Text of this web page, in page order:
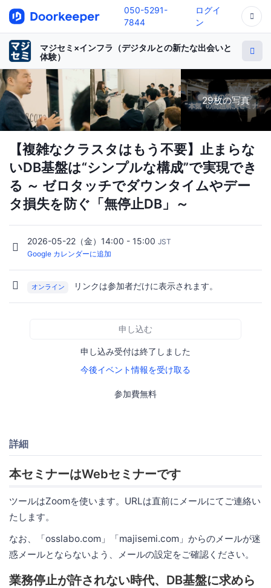
050-5291-
7844
ログイ
ン
マジセミ×インフラ（デジタルとの新たな出会いと
体験）
29枚の写真
【複雑なクラスタはもう不要】止まらな
いDB基盤は“シンプルな構成”で実現でき
る ～ ゼロタッチでダウンタイムやデー
タ損失を防ぐ「無停止DB」～
2026-05-22（金）14:00 - 15:00 JST
Google カレンダーに追加
オンライン リンクは参加者だけに表示されます。
申し込む
申し込み受付は終了しました
今後イベント情報を受け取る
参加費無料
詳細
本セミナーはWebセミナーです
ツールはZoomを使います。URLは直前にメールにてご連絡い
たします。
なお、「osslabo.com」「majisemi.com」からのメールが迷
惑メールとならないよう、メールの設定をご確認ください。
業務停止が許されない時代、DB基盤に求めら